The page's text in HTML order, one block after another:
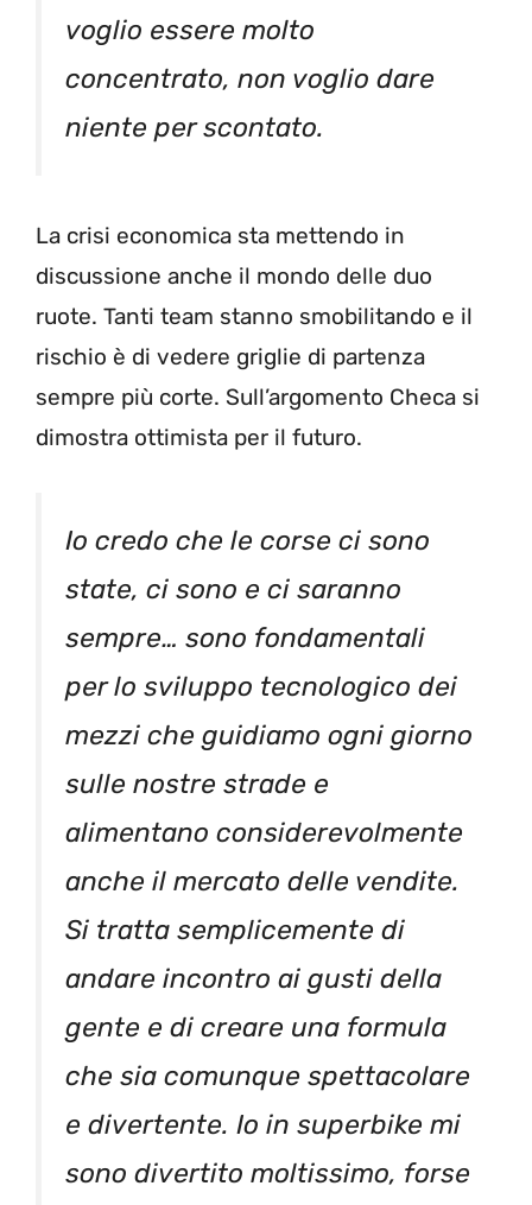
voglio essere molto
concentrato, non voglio dare
niente per scontato.
La crisi economica sta mettendo in
discussione anche il mondo delle duo
ruote. Tanti team stanno smobilitando e il
rischio è di vedere griglie di partenza
sempre più corte. Sull’argomento Checa si
dimostra ottimista per il futuro.
Io credo che le corse ci sono
state, ci sono e ci saranno
sempre… sono fondamentali
per lo sviluppo tecnologico dei
mezzi che guidiamo ogni giorno
sulle nostre strade e
alimentano considerevolmente
anche il mercato delle vendite.
Si tratta semplicemente di
andare incontro ai gusti della
gente e di creare una formula
che sia comunque spettacolare
e divertente. Io in superbike mi
sono divertito moltissimo, forse